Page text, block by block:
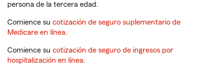
persona de la tercera edad.
Comience su cotización de seguro suplementario de
Medicare en línea.
Comience su cotización de seguro de ingresos por
hospitalización en línea.